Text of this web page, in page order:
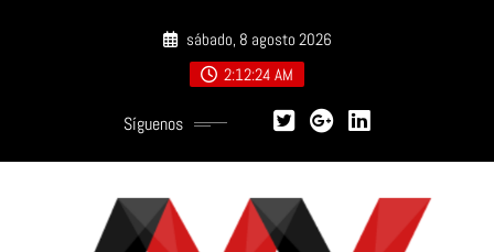
sábado, 8 agosto 2026
2:12:25 AM
Síguenos